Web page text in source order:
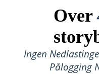
Over
Ingen
Pålogging